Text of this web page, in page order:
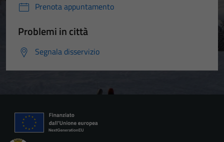
Prenota appuntamento
Problemi in città
Segnala disservizio